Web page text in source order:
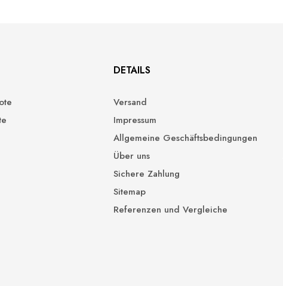
DETAILS
Versand
Impressum
Allgemeine Geschäftsbedingungen
Über uns
Sichere Zahlung
Sitemap
Referenzen und Vergleiche